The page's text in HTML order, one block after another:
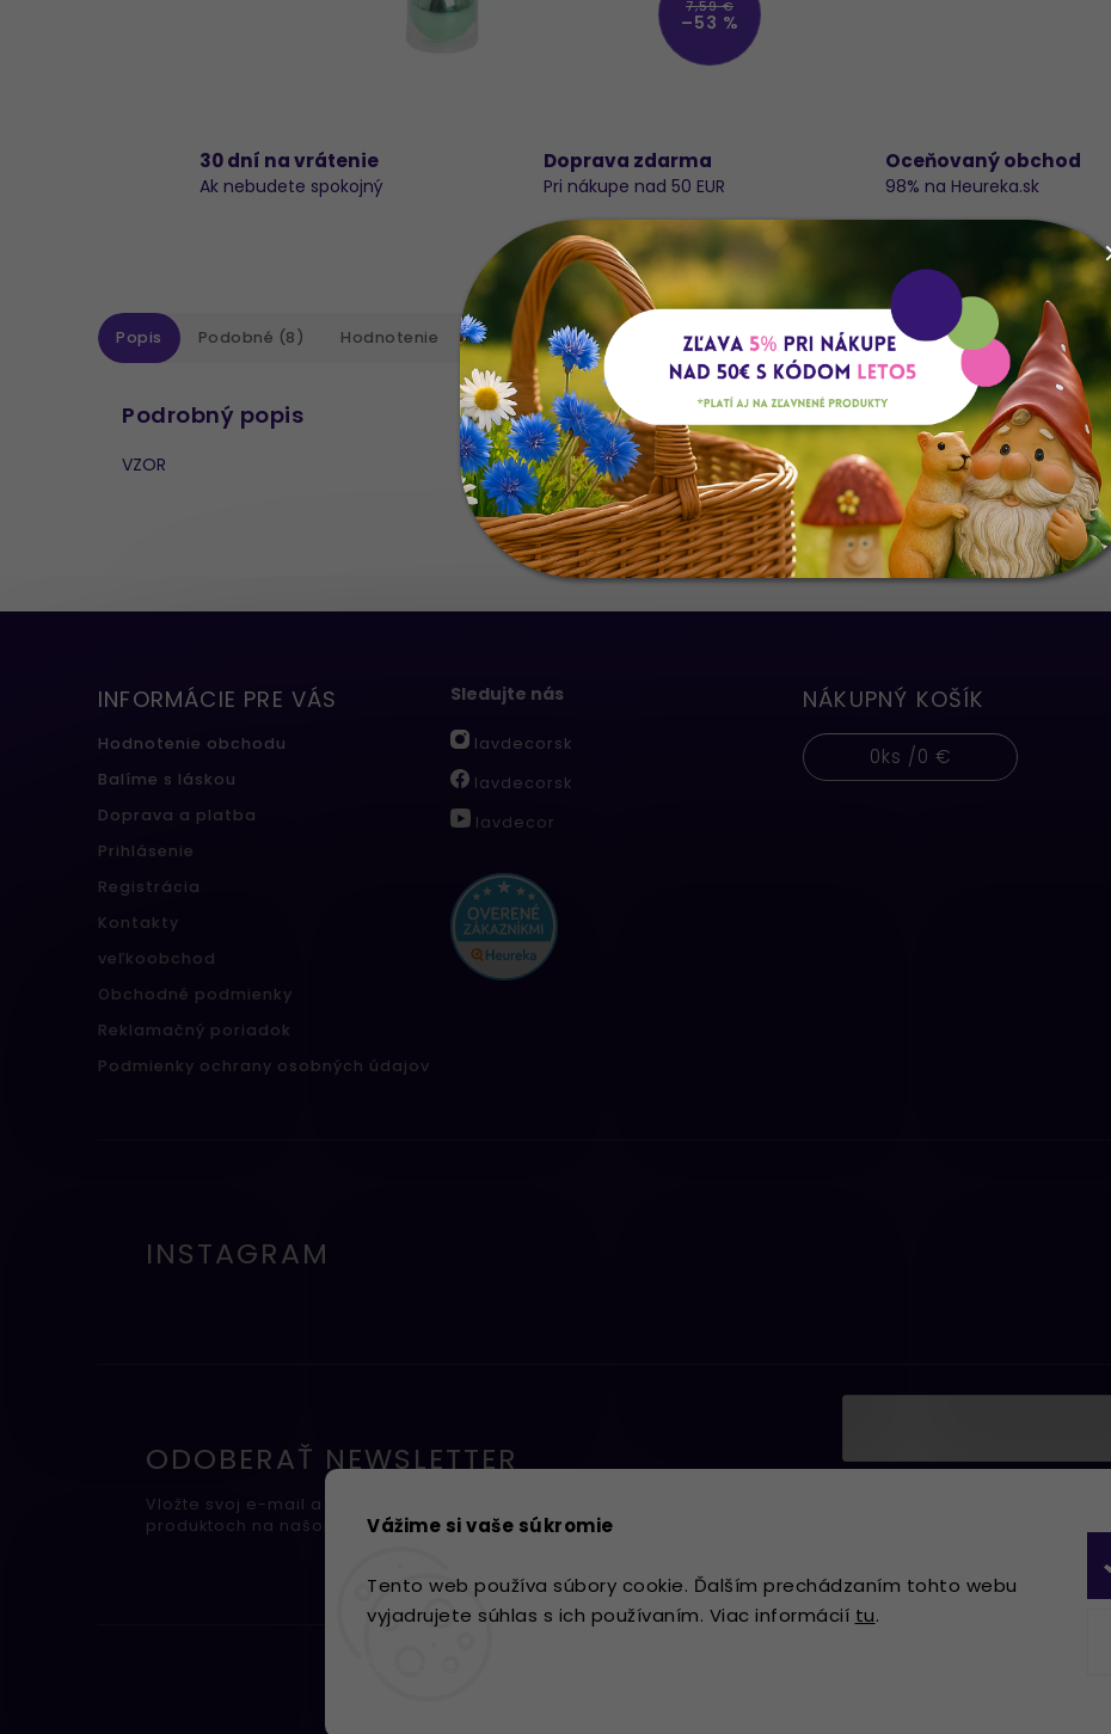
Vážime si vaše súkromie
Tento web používa súbory cookie. Ďalším prechádzaním tohto webu
vyjadrujete súhlas s ich používaním. Viac informácií tu.
7,59 €
–53 %
30 dní na vrátenie
Ak nebudete spokojný
Doprava zdarma
Pri nákupe nad 50 EUR
Oceňovaný obchod
98% na Heureka.sk
Popis Podobné (8) Hodnotenie Diskusia
Podrobný popis
VZOR
EAN:
INFORMÁCIE PRE VÁS
Hodnotenie obchodu
Balíme s láskou
Doprava a platba
Prihlásenie
Registrácia
Kontakty
veľkoobchod
Obchodné podmienky
Reklamačný poriadok
Podmienky ochrany osobných údajov
Sledujte nás
lavdecorsk
lavdecorsk
lavdecor
NÁKUPNÝ KOŠÍK
0ks /0 €
INSTAGRAM
ODOBERAŤ NEWSLETTER
Vložte svoj e-mail a my Vám budeme zasielať informácie o nových
produktoch na našom e-shope.